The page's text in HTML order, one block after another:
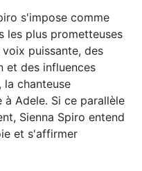
s'impose comme
les plus prometteuses
puissante, des
et des influences
la chanteuse
Adele. Si ce parallèle
Sienna Spiro entend
et s'affirmer